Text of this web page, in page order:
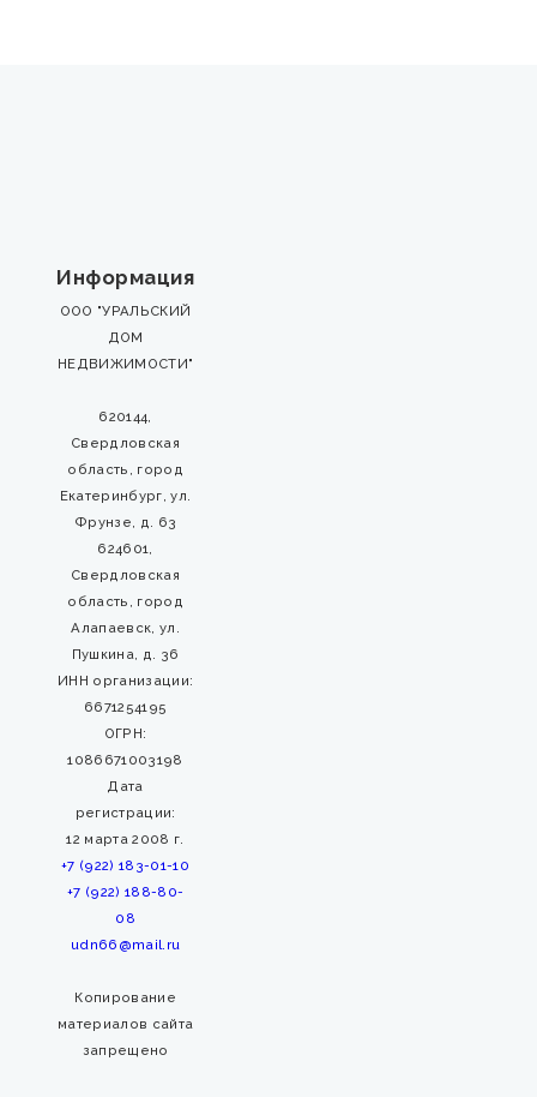
Информация
ООО "УРАЛЬСКИЙ
ДОМ
НЕДВИЖИМОСТИ"
620144,
Свердловская
область, город
Екатеринбург, ул.
Фрунзе, д. 63
624601,
Свердловская
область, город
Алапаевск, ул.
Пушкина, д. 36
ИНН организации:
6671254195
ОГРН:
1086671003198
Дата
регистрации:
12 марта 2008 г.
+7 (922) 183-01-10
+7 (922) 188-80-
08
udn66@mail.ru
Копирование
материалов сайта
запрещено